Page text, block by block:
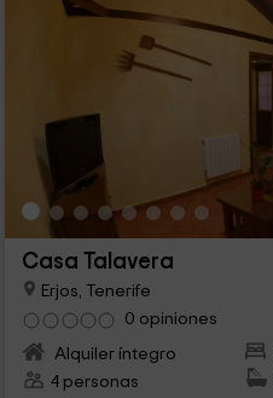
Casa Talavera
Erjos, Tenerife
0 opiniones
Alquiler íntegro
4 personas